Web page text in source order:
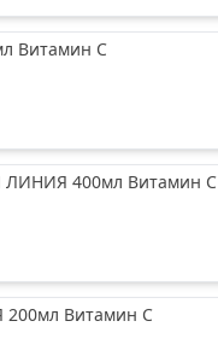
Витамин С
ЛИНИЯ 400мл Витамин С
Витамин С